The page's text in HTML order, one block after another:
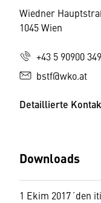
Wiedner
1045 Wien
+43 5 90900
bstf@wko.at
Detaillierte
Downloads
1 Ekim 2017´den